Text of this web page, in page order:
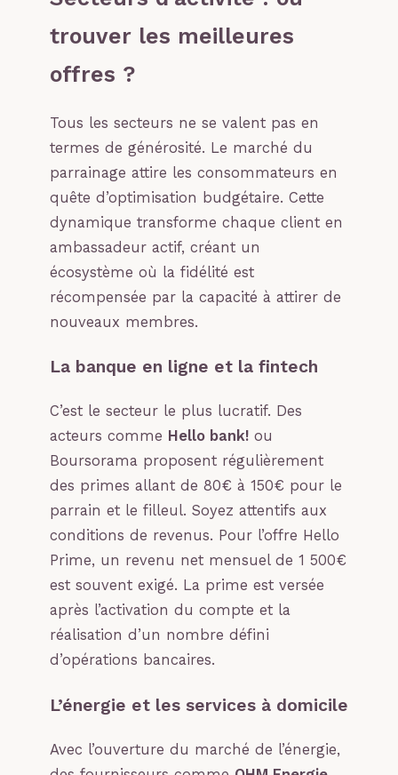
trouver les meilleures
offres ?
Tous les secteurs ne se valent pas en
termes de générosité. Le marché du
parrainage attire les consommateurs en
quête d’optimisation budgétaire. Cette
dynamique transforme chaque client en
ambassadeur actif, créant un
écosystème où la fidélité est
récompensée par la capacité à attirer de
nouveaux membres.
La banque en ligne et la fintech
C’est le secteur le plus lucratif. Des
acteurs comme Hello bank! ou
Boursorama proposent régulièrement
des primes allant de 80€ à 150€ pour le
parrain et le filleul. Soyez attentifs aux
conditions de revenus. Pour l’offre Hello
Prime, un revenu net mensuel de 1 500€
est souvent exigé. La prime est versée
après l’activation du compte et la
réalisation d’un nombre défini
d’opérations bancaires.
L’énergie et les services à domicile
Avec l’ouverture du marché de l’énergie,